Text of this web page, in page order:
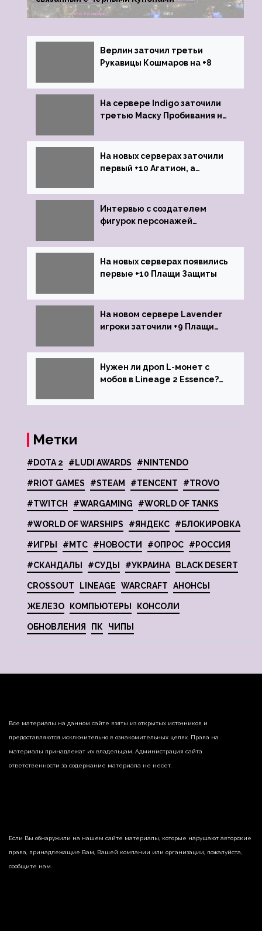
Верлин заточил третьи
Рукавицы Кошмаров на +8
На сервере Indigo заточили
третью Маску Пробивания на
На новых серверах заточили
первый +10 Агатион, а
Интервью с создателем
фигурок персонажей
На новых серверах появились
первые +10 Плащи Защиты
На новом сервере Lavender
игроки заточили +9 Плащи
Нужен ли дроп L-монет с
мобов в Lineage 2 Essence?
Метки
#DOTA 2 #LUDI AWARDS #NINTENDO
#RIOT GAMES #STEAM #TENCENT #TROVO
#TWITCH #WARGAMING #WORLD OF TANKS
#WORLD OF WARSHIPS #ЯНДЕКС #БЛОКИРОВКА
#ИГРЫ #МТС #НОВОСТИ #ОПРОС #РОССИЯ
#СКАНДАЛЫ #СУДЫ #УКРАИНА BLACK DESERT
CROSSOUT LINEAGE WARCRAFT АНОНСЫ
ЖЕЛЕЗО КОМПЬЮТЕРЫ КОНСОЛИ
ОБНОВЛЕНИЯ ПК ЧИПЫ
Все материалы на данном сайте взяты из открытых источников и
предоставляются исключительно в ознакомительных целях. Права на
материалы принадлежат их владельцам. Администрация сайта
ответственности за содержание материала не несет.
Если Вы обнаружили на нашем сайте материалы, которые нарушают авторские
права, принадлежащие Вам, Вашей компании или организации, пожалуйста,
сообщите нам.